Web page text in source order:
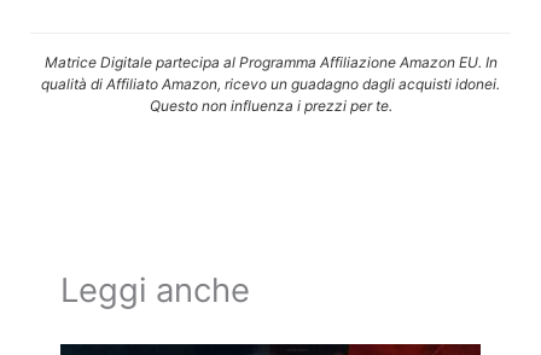
Matrice Digitale partecipa al Programma Affiliazione Amazon EU. In
qualità di Affiliato Amazon, ricevo un guadagno dagli acquisti idonei.
Questo non influenza i prezzi per te.
Leggi anche